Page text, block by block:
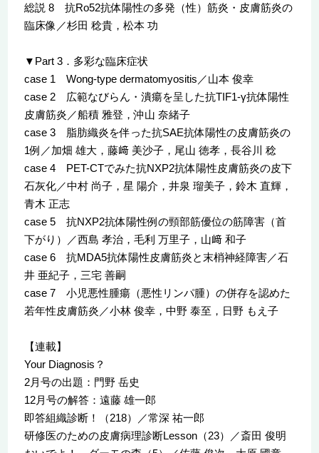
総説 8 抗Ro52抗体陽性の多発（性）筋炎・皮膚筋炎の
臨床像／杉田 稔貴，松本 功
▼Part 3．多彩な臨床症状
case 1 Wong-type dermatomyositis／山本 俊幸
case 2 広範なびらん・潰瘍を呈した抗TIF1-γ抗体陽性
皮膚筋炎／船積 雅登，沖山 奈緒子
case 3 脂肪織炎を伴った抗SAE抗体陽性の皮膚筋炎の
1例／加畑 雄大，藤﨑 美沙子，尾山 徳孝，長谷川 稔
case 4 PET-CTでみた抗NXP2抗体陽性皮膚筋炎の皮下
石灰化／中村 尚子，星 陽介，井泉 瑠美子，鈴木 直輝，
青木 正志
case 5 抗NXP2抗体陽性例の頸部筋優位の筋障害（首
下がり）／西島 孝治，毛利 万里子，山﨑 和子
case 6 抗MDA5抗体陽性皮膚筋炎と末梢神経障害／石
井 亜紀子，三宅 善嗣
case 7 小児悪性腫瘍（悪性リンパ腫）の併存を認めた
若年性皮膚筋炎／小林 俊幸，中野 泰至，日野 もえ子
【連載】
Your Diagnosis？
2月号の出題：門野 岳史
12月号の解答：遠藤 雄一郎
即答組織診断！（218）／常深 祐一郎
研修医のための皮膚病理診断Lesson（23）／斎田 俊明